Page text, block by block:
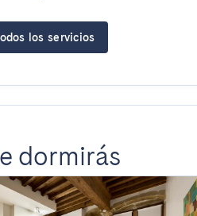
los servicios
dormirás